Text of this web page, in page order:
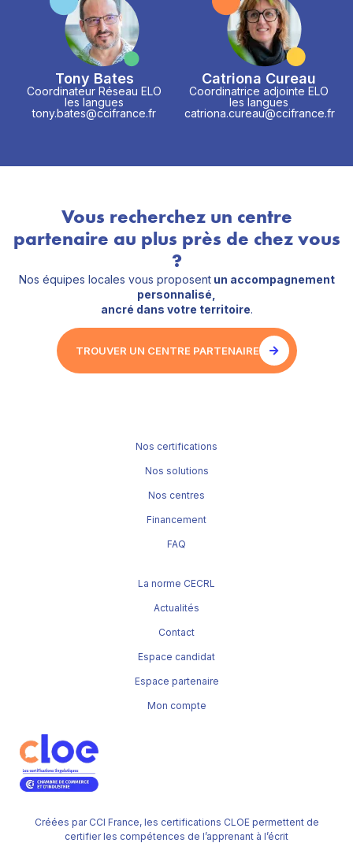
Tony Bates
Coordinateur Réseau ELO
les langues
tony.bates@ccifrance.fr
Catriona Cureau
Coordinatrice adjointe ELO
les langues
catriona.cureau@ccifrance.fr
Vous recherchez un centre
partenaire au plus près de chez vous
?
Nos équipes locales vous proposentun accompagnement
personnalisé,
ancré dans votre territoire.
TROUVER UN CENTRE PARTENAIRE
Créées par CCI France, les certifications CLOE permettent de
certifier les compétences de l’apprenant à l’écrit
Nos certifications
Nos solutions
Nos centres
Financement
FAQ
La norme CECRL
Actualités
Contact
Espace candidat
Espace partenaire
Mon compte